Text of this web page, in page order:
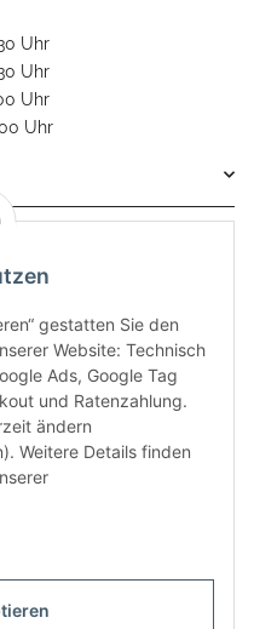
gestatten Sie den
Website: Technisch
Ads, Google Tag
und Ratenzahlung.
ändern
Weitere Details finden
Uhr
Uhr
Uhr
Uhr
aktualisiert.